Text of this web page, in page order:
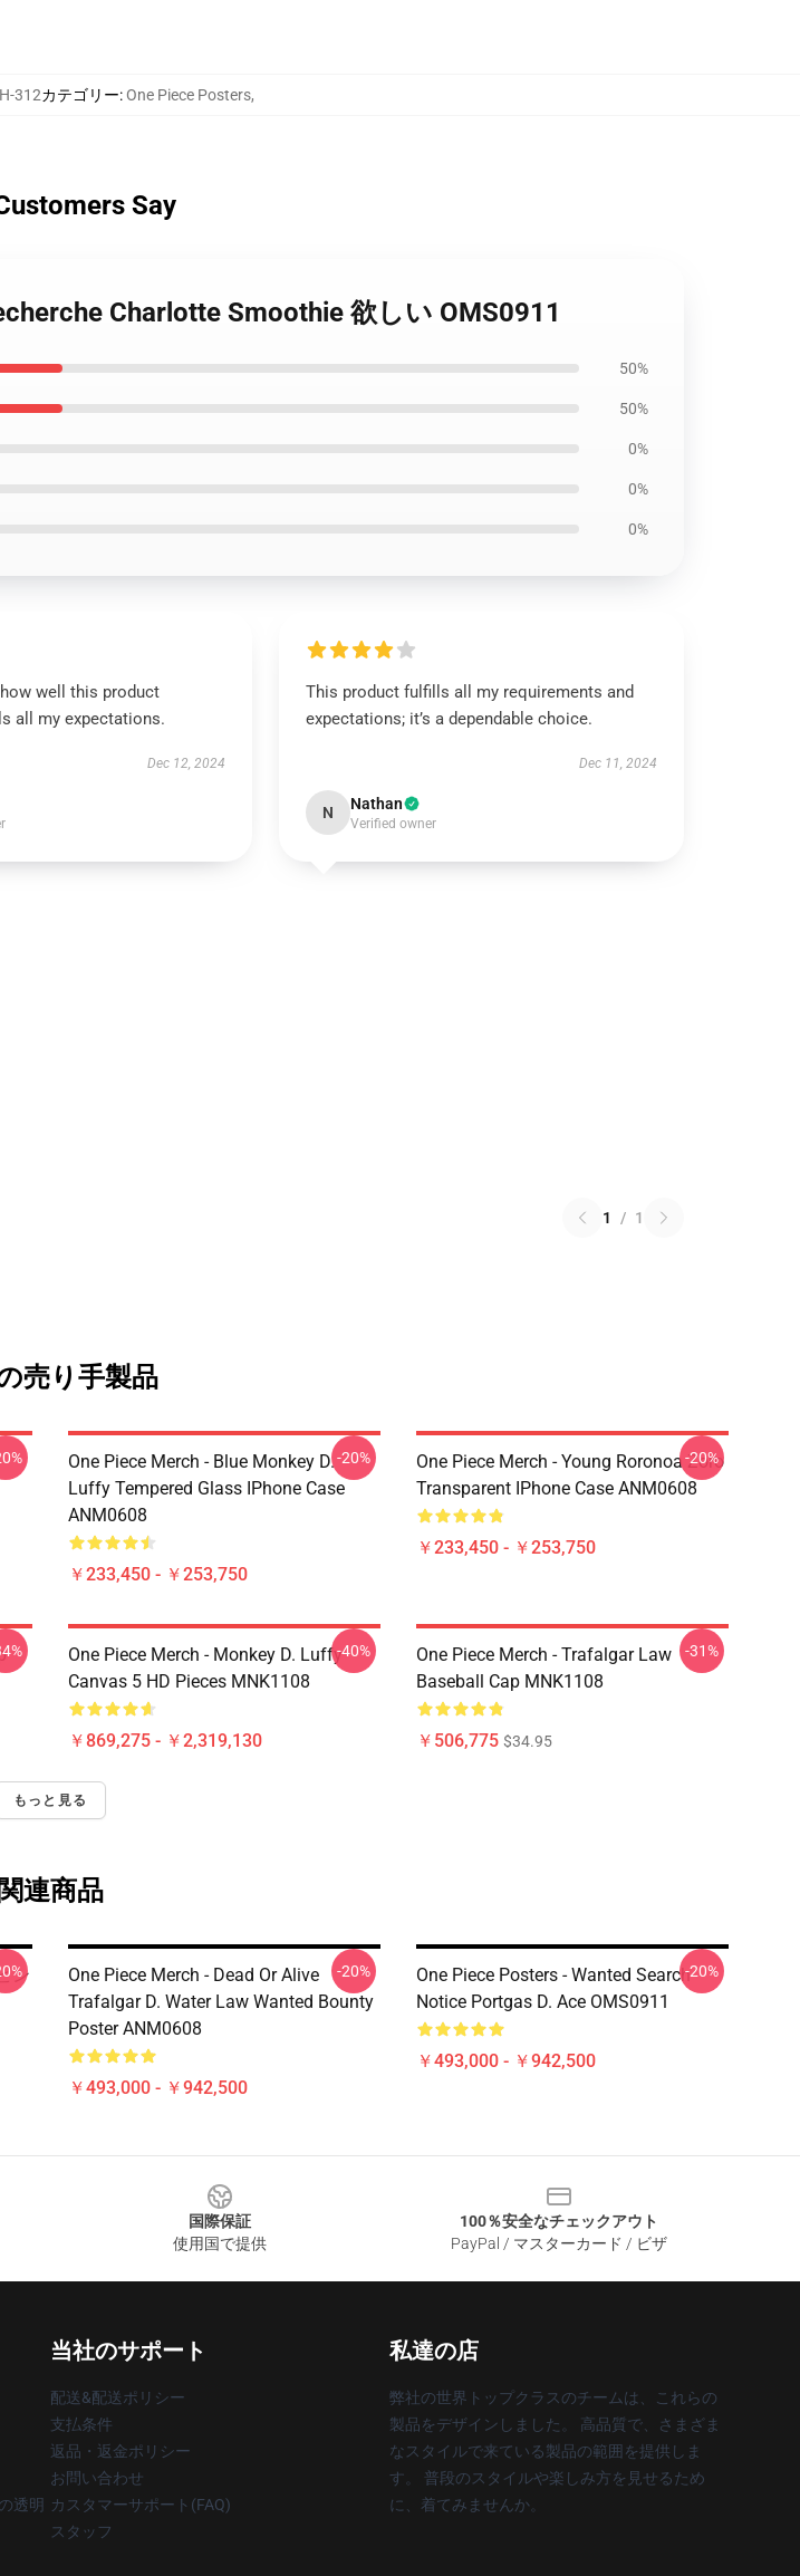
312カテゴリー:One Piece Posters,
Say
Charlotte Smoothie 欲しい OMS0911
50%
50%
0%
0%
0%
well this product
all my expectations.
Dec 12, 2024
This product fulfills all my requirements and
expectations; it’s a dependable choice.
Dec 11, 2024
N Nathan
Verified owner
1 / 1
売り手製品
One Piece Merch - Blue Monkey D.
Luffy Tempered Glass IPhone Case
ANM0608
￥233,450 - ￥253,750
-20%
One Piece Merch - Young Roronoa Zoro
Transparent IPhone Case ANM0608
￥233,450 - ￥253,750
-20%
One Piece Merch - Monkey D. Luffy
Canvas 5 HD Pieces MNK1108
￥869,275 - ￥2,319,130
-40%
One Piece Merch - Trafalgar Law
Baseball Cap MNK1108
￥506,775 $34.95
-31%
もっと見る
関連商品
ン
One Piece Merch - Dead Or Alive
Trafalgar D. Water Law Wanted Bounty
Poster ANM0608
￥493,000 - ￥942,500
-20%
One Piece Posters - Wanted Search
Notice Portgas D. Ace OMS0911
￥493,000 - ￥942,500
-20%
国際保証
使用国で提供
100％安全なチェックアウト
PayPal / マスターカード / ビザ
透明
当社のサポート
配送&配送ポリシー
支払条件
返品・返金ポリシー
お問い合わせ
カスタマーサポート(FAQ)
スタッフ
私達の店
弊社の世界トップクラスのチームは、これらの
製品をデザインしました。 高品質で、さまざま
なスタイルで来ている製品の範囲を提供しま
す。 普段のスタイルや楽しみ方を見せるため
に、着てみませんか。